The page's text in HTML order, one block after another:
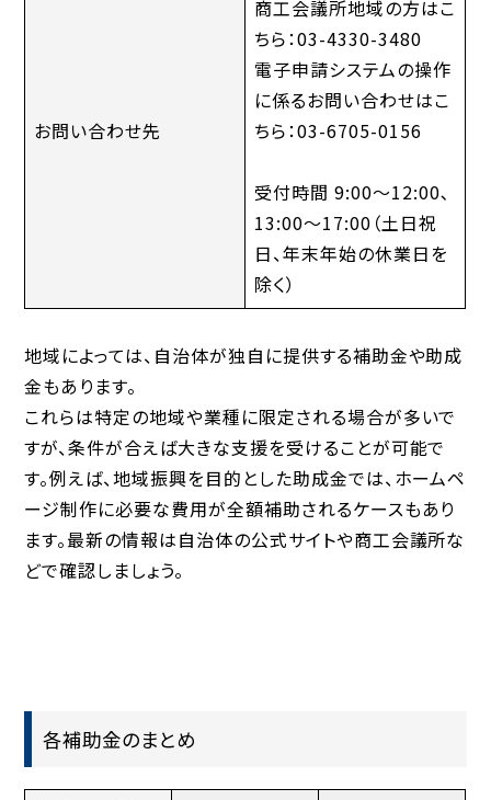
お問い合わせ先
商工会議所地域の方はこ
ちら：03-4330-3480
電子申請システムの操作
に係るお問い合わせはこ
ちら：03-6705-0156
受付時間 9:00～12:00､
13:00～17:00（土日祝
日、年末年始の休業日を
除く）
地域によっては、自治体が独自に提供する補助金や助成
金もあります。
これらは特定の地域や業種に限定される場合が多いで
すが、条件が合えば大きな支援を受けることが可能で
す。例えば、地域振興を目的とした助成金では、ホームペ
ージ制作に必要な費用が全額補助されるケースもあり
ます。最新の情報は自治体の公式サイトや商工会議所な
どで確認しましょう。
各補助金のまとめ